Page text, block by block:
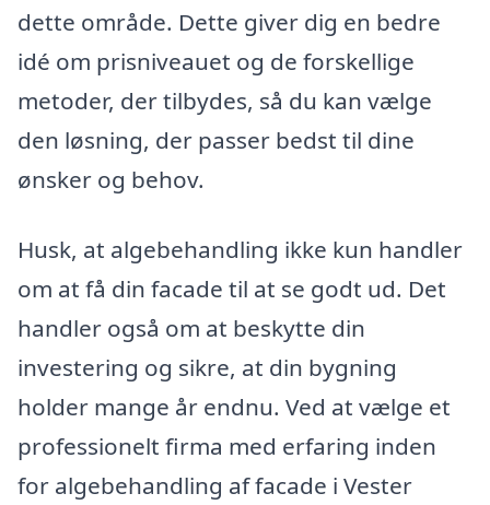
dette område. Dette giver dig en bedre
idé om prisniveauet og de forskellige
metoder, der tilbydes, så du kan vælge
den løsning, der passer bedst til dine
ønsker og behov.
Husk, at algebehandling ikke kun handler
om at få din facade til at se godt ud. Det
handler også om at beskytte din
investering og sikre, at din bygning
holder mange år endnu. Ved at vælge et
professionelt firma med erfaring inden
for algebehandling af facade i Vester